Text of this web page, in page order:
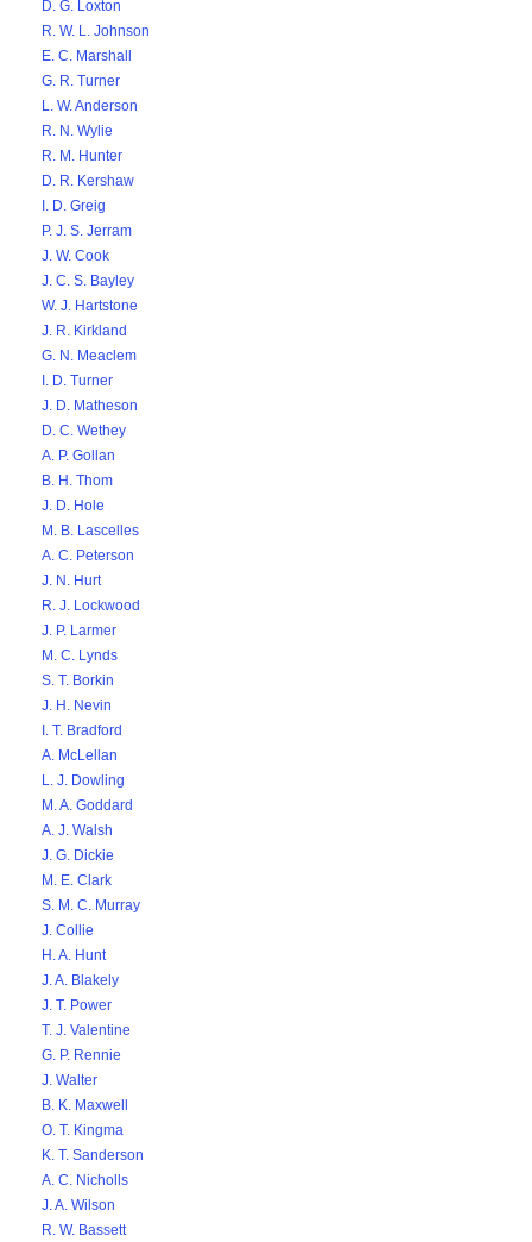
D. G. Loxton
R. W. L. Johnson
E. C. Marshall
G. R. Turner
L. W. Anderson
R. N. Wylie
R. M. Hunter
D. R. Kershaw
I. D. Greig
P. J. S. Jerram
J. W. Cook
J. C. S. Bayley
W. J. Hartstone
J. R. Kirkland
G. N. Meaclem
I. D. Turner
J. D. Matheson
D. C. Wethey
A. P. Gollan
B. H. Thom
J. D. Hole
M. B. Lascelles
A. C. Peterson
J. N. Hurt
R. J. Lockwood
J. P. Larmer
M. C. Lynds
S. T. Borkin
J. H. Nevin
I. T. Bradford
A. McLellan
L. J. Dowling
M. A. Goddard
A. J. Walsh
J. G. Dickie
M. E. Clark
S. M. C. Murray
J. Collie
H. A. Hunt
J. A. Blakely
J. T. Power
T. J. Valentine
G. P. Rennie
J. Walter
B. K. Maxwell
O. T. Kingma
K. T. Sanderson
A. C. Nicholls
J. A. Wilson
R. W. Bassett